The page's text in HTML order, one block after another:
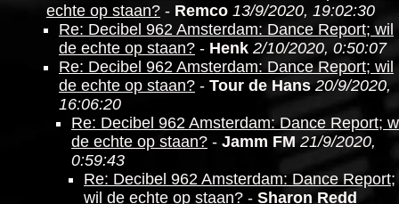
echte op staan? - Remco 13/9/2020, 19:02:30
Re: Decibel 962 Amsterdam: Dance Report; wil
de echte op staan? - Henk 2/10/2020, 0:50:07
Re: Decibel 962 Amsterdam: Dance Report; wil
de echte op staan? - Tour de Hans 20/9/2020,
16:06:20
Re: Decibel 962 Amsterdam: Dance Report;
de echte op staan? - Jamm FM 21/9/2020,
0:59:43
Re: Decibel 962 Amsterdam: Dance Report;
wil de echte op staan? - Sharon Redd